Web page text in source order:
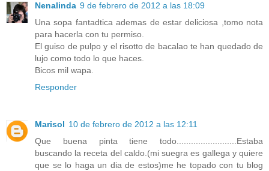
Nenalinda 9 de febrero de 2012 a las 18:09
Una sopa fantadtica ademas de estar deliciosa ,tomo nota
para hacerla con tu permiso.
El guiso de pulpo y el risotto de bacalao te han quedado de
lujo como todo lo que haces.
Bicos mil wapa.
Responder
Marisol 10 de febrero de 2012 a las 12:11
Que buena pinta tiene todo.........................Estaba
buscando la receta del caldo.(mi suegra es gallega y quiere
que se lo haga un dia de estos)me he topado con tu blog